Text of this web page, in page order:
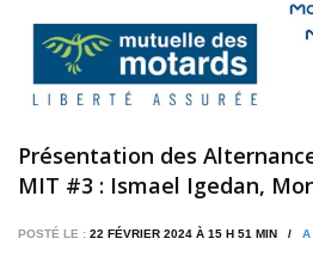
Présentation des
MIT #3 : Ismael Igedan,
POSTÉ LE : 22 FÉVRIER 2024 À 15 H 51 MIN / A